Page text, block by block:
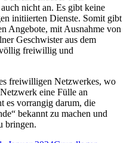
nicht an. Es gibt keine
initiierten Dienste. Somit gibt
Angebote, mit Ausnahme von
Geschwister aus dem
freiwillig und
freiwilligen Netzwerkes, wo
eine Fülle an
es vorrangig darum, die
bekannt zu machen und
bringen.